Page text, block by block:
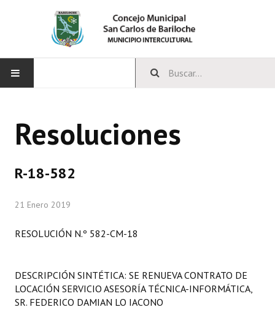
CONCEJO
Comisiones Especiales
Programas
Resoluciones
R-18-582
21 Enero 2019
RESOLUCIÓN N.º 582-CM-18
DESCRIPCIÓN SINTÉTICA: SE RENUEVA CONTRATO DE
LOCACIÓN SERVICIO ASESORÍA TÉCNICA-INFORMÁTICA,
SR. FEDERICO DAMIAN LO IACONO